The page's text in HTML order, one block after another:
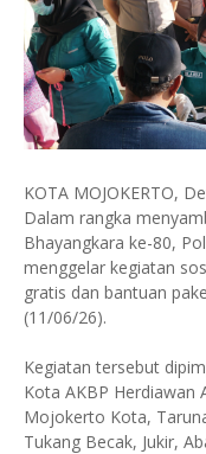
KOTA MOJOKERTO,
Dalam rangka
Bhayangkara ke-80,
menggelar kegiatan
gratis dan bantuan
(11/06/26).
Kegiatan tersebut
Kota AKBP Herdiawan
Mojokerto Kota,
Tukang Becak, Jukir,